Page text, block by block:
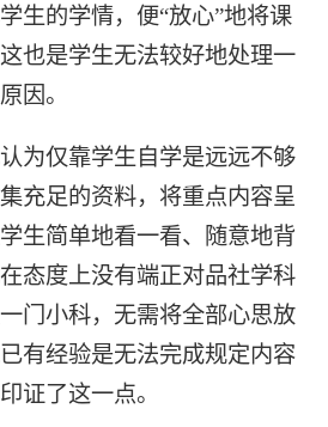
生的学情，便“放心”地将课
也是学生无法较好地处理一
因。
为仅靠学生自学是远远不够
充足的资料，将重点内容呈
生简单地看一看、随意地背
态度上没有端正对品社学科
门小科，无需将全部心思放
有经验是无法完成规定内容
证了这一点。